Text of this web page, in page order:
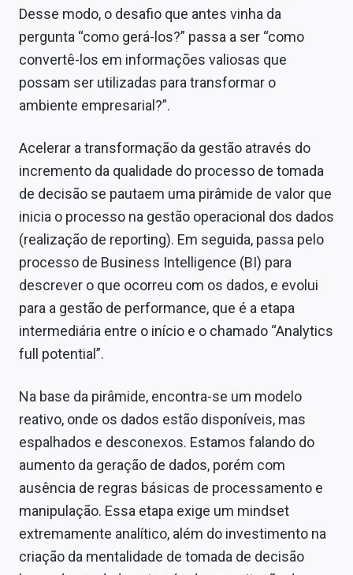
Desse modo, o desafio que antes vinha da
pergunta “como gerá-los?” passa a ser “como
convertê-los em informações valiosas que
possam ser utilizadas para transformar o
ambiente empresarial?”.
Acelerar a transformação da gestão através do
incremento da qualidade do processo de tomada
de decisão se pautaem uma pirâmide de valor que
inicia o processo na gestão operacional dos dados
(realização de reporting). Em seguida, passa pelo
processo de Business Intelligence (BI) para
descrever o que ocorreu com os dados, e evolui
para a gestão de performance, que é a etapa
intermediária entre o início e o chamado “Analytics
full potential”.
Na base da pirâmide, encontra-se um modelo
reativo, onde os dados estão disponíveis, mas
espalhados e desconexos. Estamos falando do
aumento da geração de dados, porém com
ausência de regras básicas de processamento e
manipulação. Essa etapa exige um mindset
extremamente analítico, além do investimento na
criação da mentalidade de tomada de decisão